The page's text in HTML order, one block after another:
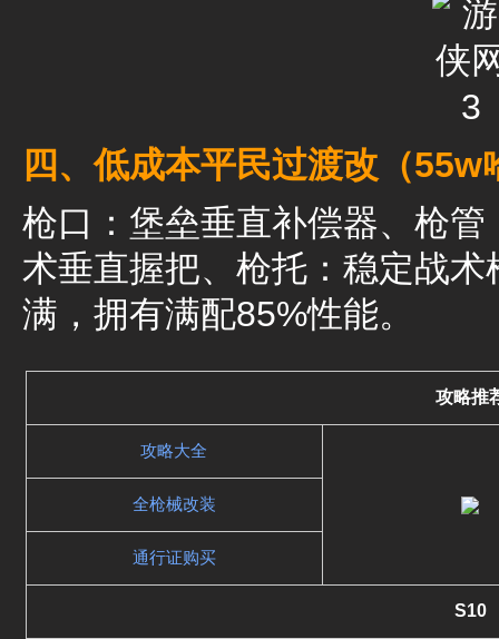
四、低成本平民过渡改（55w
枪口：堡垒垂直补偿器、枪
术垂直握把、枪托：稳定战
满，拥有满配85%性能。
攻略推
攻略大全
全枪械改装
通行证购买
S10